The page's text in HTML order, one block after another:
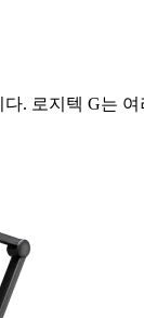
. 로지텍 G는